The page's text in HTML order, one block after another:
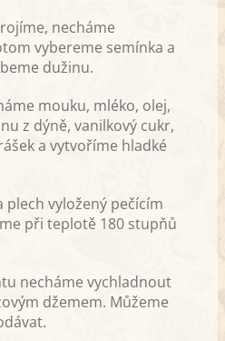
necháme
vybereme semínka a
dužinu.
mouku, mléko, olej,
z dýně, vanilkový cukr,
a vytvoříme hladké
plech vyložený pečícím
při teplotě 180 stupňů
necháme vychladnout
džemem. Můžeme